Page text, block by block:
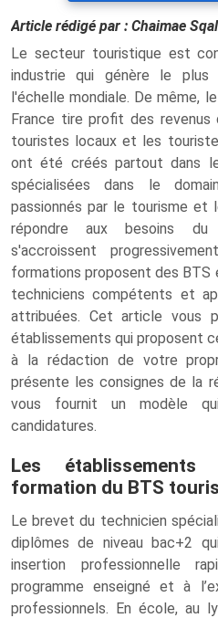
Article rédigé par : Chaimae
Le secteur touristique est
industrie qui génère le plus
l'échelle mondiale. De même,
France tire profit des
touristes locaux et les
ont été créés partout dans
spécialisées dans le
passionnés par le tourisme et
répondre aux besoins
s'accroissent
formations proposent des BTS
techniciens compétents et
attribuées. Cet article vous
établissements qui proposent
à la rédaction de votre
présente les consignes de la
vous fournit un modèle
candidatures.
Les
formation du BTS
Le brevet du technicien
diplômes de niveau bac+2
insertion professionnelle
programme enseigné et à
professionnels. En école, au